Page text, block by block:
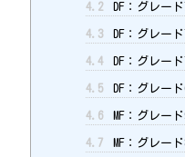
4.2 DF：グレー
4.3 DF：グレー
4.4 DF：グレー
4.5 DF：グレー
4.6 MF：グレー
4.7 MF：グレー